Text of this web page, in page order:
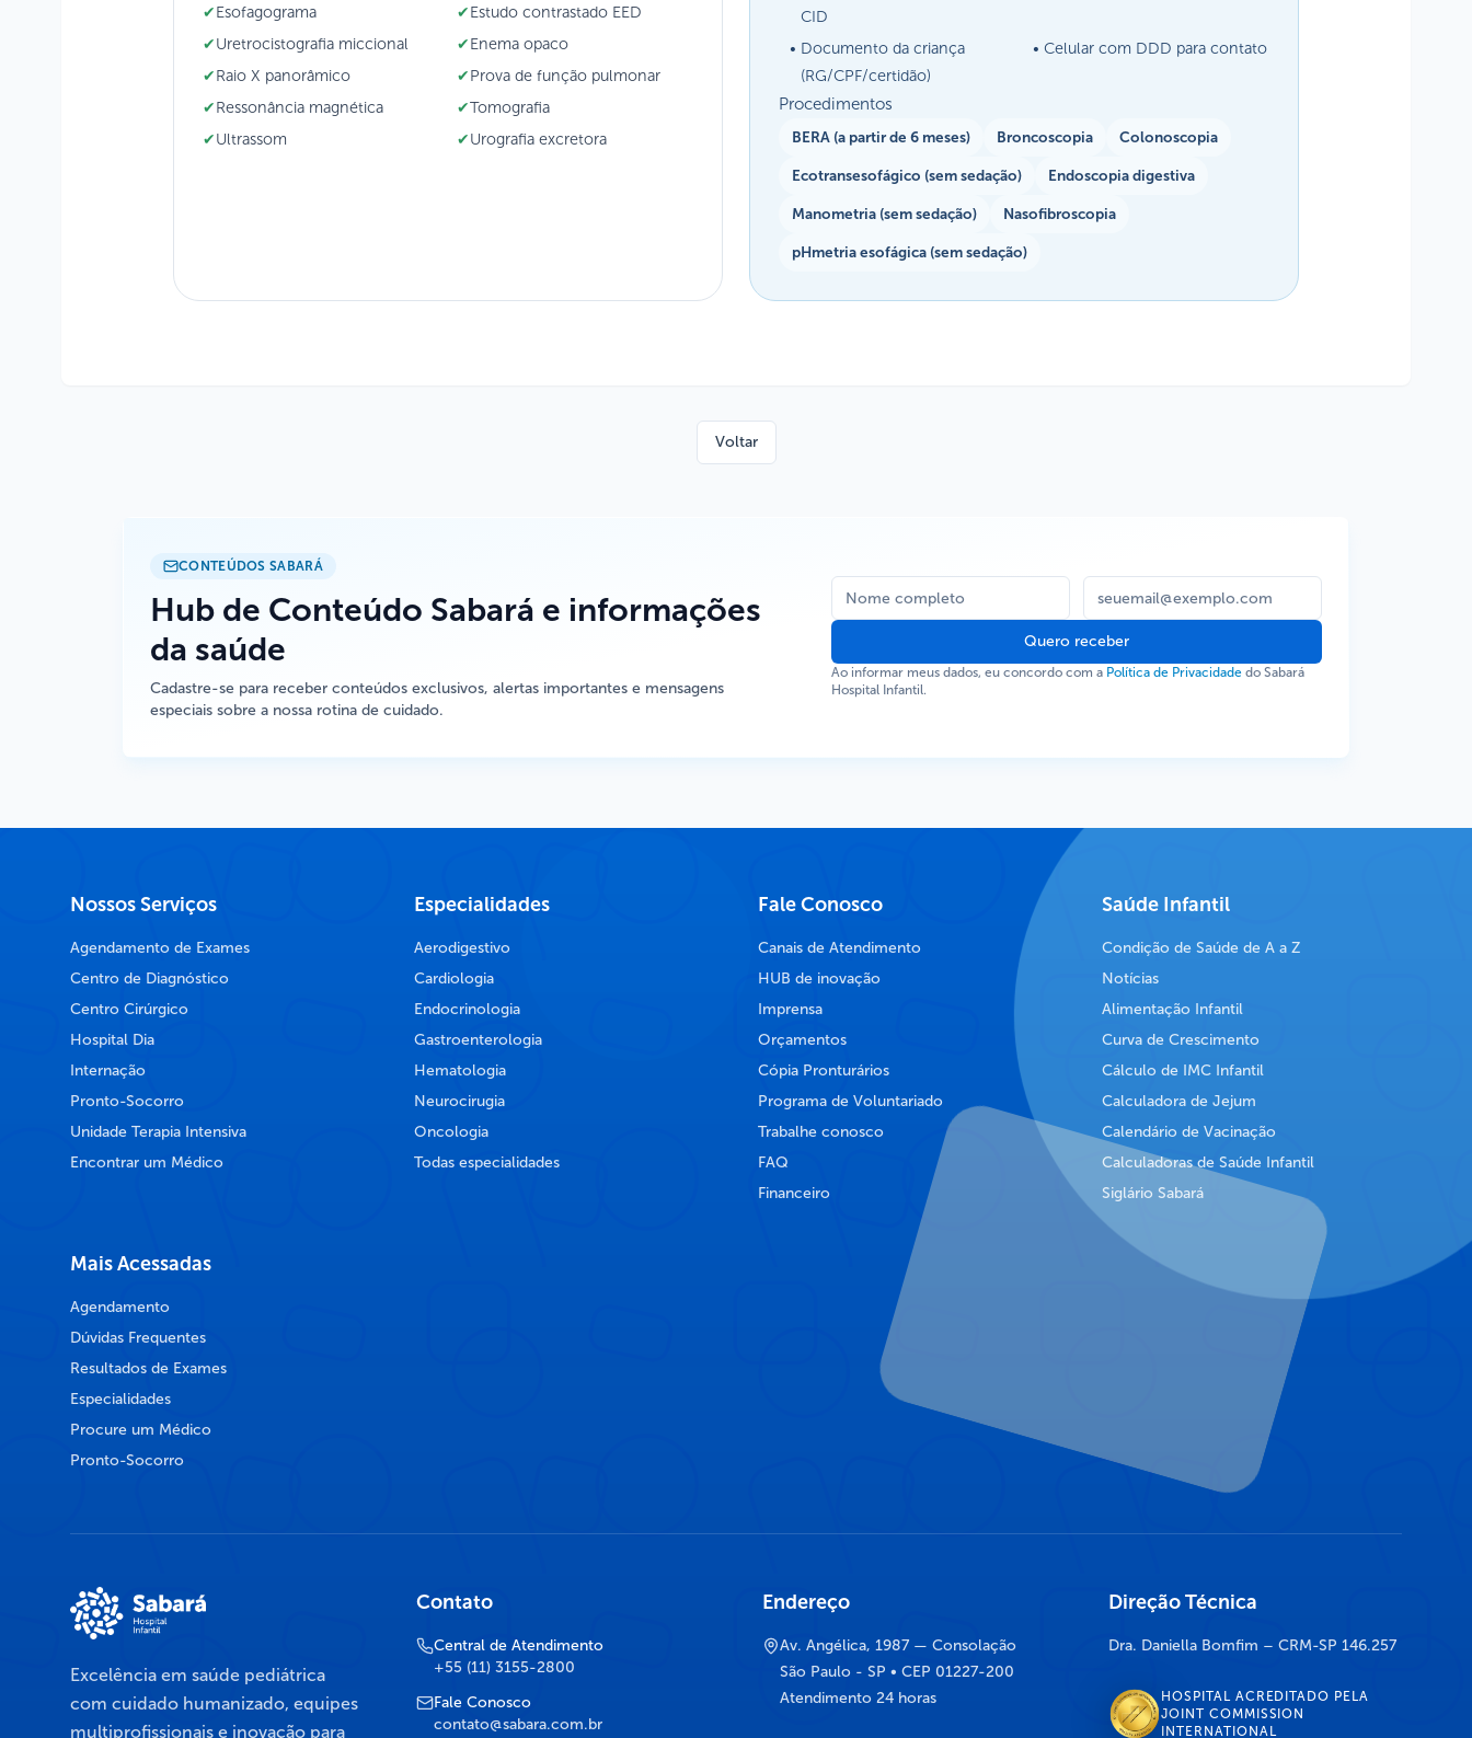
Esofagograma
Estudo contrastado EED
Uretrocistografia miccional
Enema opaco
Raio X panorâmico
Prova de função pulmonar
Ressonância magnética
Tomografia
Ultrassom
Urografia excretora
CID
Documento da criança
(RG/CPF/certidão)
Celular com DDD para contato
Procedimentos
BERA (a partir de 6 meses) Broncoscopia Colonoscopia
Ecotransesofágico (sem sedação) Endoscopia digestiva
Manometria (sem sedação) Nasofibroscopia
pHmetria esofágica (sem sedação)
Voltar
CONTEÚDOS SABARÁ
Hub de Conteúdo Sabará e informações
da saúde
Cadastre-se para receber conteúdos exclusivos, alertas importantes e mensagens
especiais sobre a nossa rotina de cuidado.
Quero receber
Ao informar meus dados, eu concordo com a Política de Privacidade do Sabará
Hospital Infantil.
Nossos Serviços
Agendamento de Exames
Centro de Diagnóstico
Centro Cirúrgico
Hospital Dia
Internação
Pronto-Socorro
Unidade Terapia Intensiva
Encontrar um Médico
Especialidades
Aerodigestivo
Cardiologia
Endocrinologia
Gastroenterologia
Hematologia
Neurocirugia
Oncologia
Todas especialidades
Fale Conosco
Canais de Atendimento
HUB de inovação
Imprensa
Orçamentos
Cópia Pronturários
Programa de Voluntariado
Trabalhe conosco
FAQ
Financeiro
Saúde Infantil
Condição de Saúde de A a Z
Notícias
Alimentação Infantil
Curva de Crescimento
Cálculo de IMC Infantil
Calculadora de Jejum
Calendário de Vacinação
Calculadoras de Saúde Infantil
Siglário Sabará
Mais Acessadas
Agendamento
Dúvidas Frequentes
Resultados de Exames
Especialidades
Procure um Médico
Pronto-Socorro
Excelência em saúde pediátrica
com cuidado humanizado, equipes
multiprofissionais e inovação para
Contato
Central de Atendimento
+55 (11) 3155-2800
Fale Conosco
contato@sabara.com.br
Endereço
Av. Angélica, 1987 — Consolação
São Paulo - SP • CEP 01227-200
Atendimento 24 horas
Direção Técnica
Dra. Daniella Bomfim – CRM-SP 146.257
HOSPITAL ACREDITADO PELA
JOINT COMMISSION
INTERNATIONAL